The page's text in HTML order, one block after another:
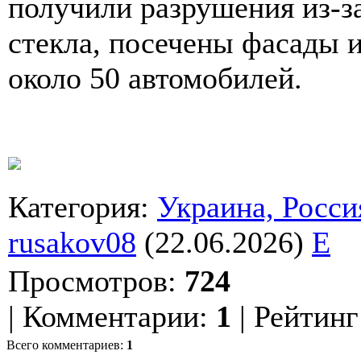
получили разрушения из-
стекла, посечены фасады
около 50 автомобилей.
Категория: Украина,
rusakov08 (22.06.2026) E
Просмотров: 724
| Комментарии: 1 | Рейтинг
Всего комментариев: 1